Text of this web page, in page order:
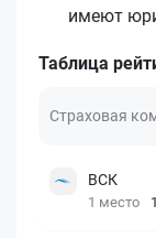
имеют
Таблица
Страховая
ВСК
1 место